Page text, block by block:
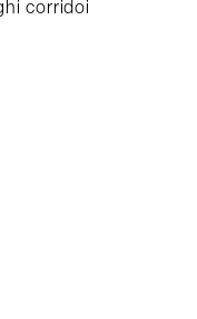
corridoi